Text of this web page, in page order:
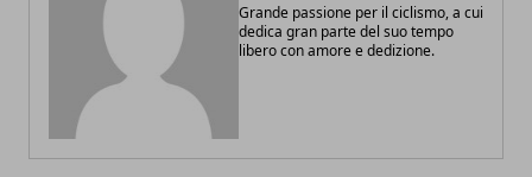
Grande passione per il ciclismo, a cui
dedica gran parte del suo tempo
libero con amore e dedizione.